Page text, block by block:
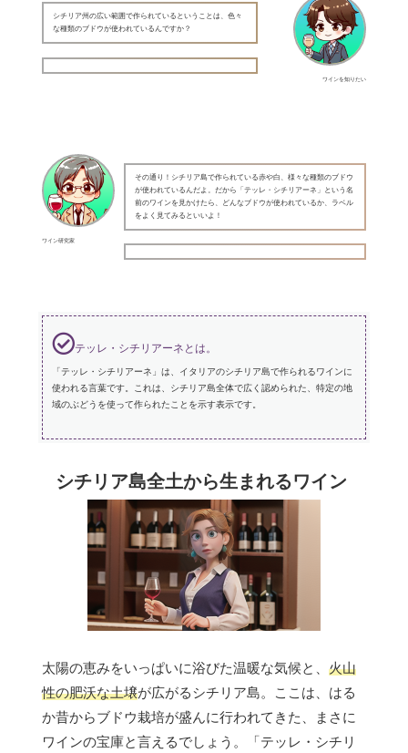
ワインを知りたい
シチリア州の広い範囲で作られているということは、色々
な種類のブドウが使われているんですか？
ワイン研究家
その通り！シチリア島で作られている赤や白、様々な種類のブドウ
が使われているんだよ。だから「テッレ・シチリアーネ」という名
前のワインを見かけたら、どんなブドウが使われているか、ラベル
をよく見てみるといいよ！
テッレ・シチリアーネとは。
「テッレ・シチリアーネ」は、イタリアのシチリア島で作られるワインに
使われる言葉です。これは、シチリア島全体で広く認められた、特定の地
域のぶどうを使って作られたことを示す表示です。
シチリア島全土から生まれるワイン
太陽の恵みをいっぱいに浴びた温暖な気候と、 火山
性の肥沃な土壌が広がるシチリア島。ここは、はる
か昔からブドウ栽培が盛んに行われてきた、まさに
ワインの宝庫と言えるでしょう。「テッレ・シチリ